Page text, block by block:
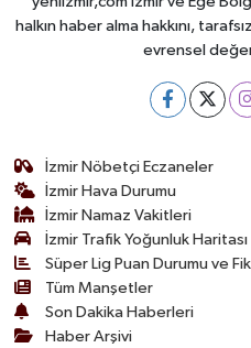
halkın haber alma hakkını,
evrensel
İzmir Nöbetçi Eczaneler
İzmir Hava Durumu
İzmir Namaz Vakitleri
İzmir Trafik Yoğunluk Haritası
Süper Lig Puan Durumu ve
Tüm Manşetler
Son Dakika Haberleri
Haber Arşivi